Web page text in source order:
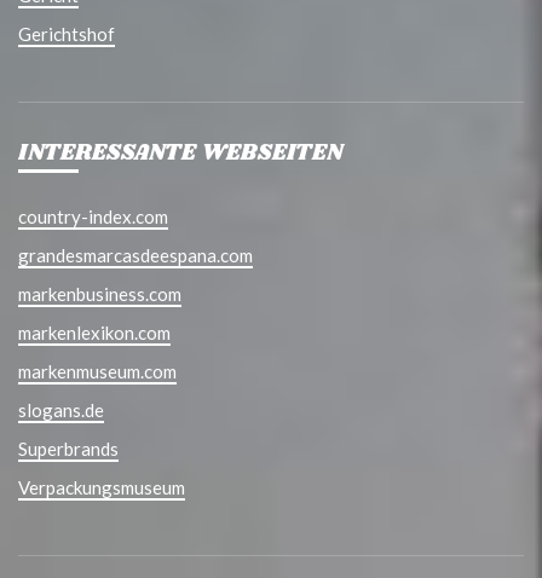
Gerichtshof
INTERESSANTE WEBSEITEN
country-index.com
grandesmarcasdeespana.com
markenbusiness.com
markenlexikon.com
markenmuseum.com
slogans.de
Superbrands
Verpackungsmuseum